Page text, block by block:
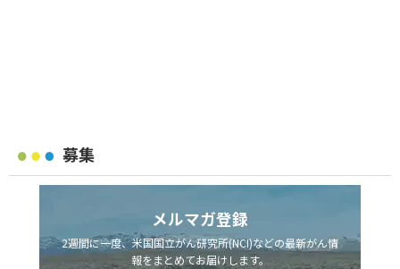
募集
メルマガ登録
2週間に一度、米国国立がん研究所(NCI)などの最新がん情
報をまとめてお届けします。